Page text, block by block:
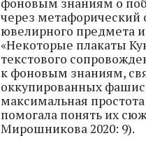
через метафорический
ювелирного предмета
«Некоторые плакаты
текстового
к фоновым знаниям,
оккупированных
максимальная
помогала понять их
Мирошникова 2020: 9).